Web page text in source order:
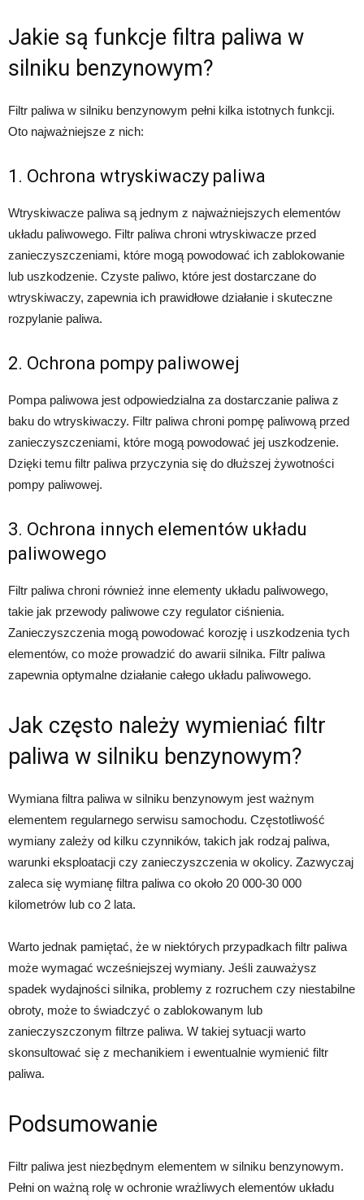
Jakie są funkcje filtra paliwa w
silniku benzynowym?
Filtr paliwa w silniku benzynowym pełni kilka istotnych funkcji.
Oto najważniejsze z nich:
1. Ochrona wtryskiwaczy paliwa
Wtryskiwacze paliwa są jednym z najważniejszych elementów
układu paliwowego. Filtr paliwa chroni wtryskiwacze przed
zanieczyszczeniami, które mogą powodować ich zablokowanie
lub uszkodzenie. Czyste paliwo, które jest dostarczane do
wtryskiwaczy, zapewnia ich prawidłowe działanie i skuteczne
rozpylanie paliwa.
2. Ochrona pompy paliwowej
Pompa paliwowa jest odpowiedzialna za dostarczanie paliwa z
baku do wtryskiwaczy. Filtr paliwa chroni pompę paliwową przed
zanieczyszczeniami, które mogą powodować jej uszkodzenie.
Dzięki temu filtr paliwa przyczynia się do dłuższej żywotności
pompy paliwowej.
3. Ochrona innych elementów układu
paliwowego
Filtr paliwa chroni również inne elementy układu paliwowego,
takie jak przewody paliwowe czy regulator ciśnienia.
Zanieczyszczenia mogą powodować korozję i uszkodzenia tych
elementów, co może prowadzić do awarii silnika. Filtr paliwa
zapewnia optymalne działanie całego układu paliwowego.
Jak często należy wymieniać filtr
paliwa w silniku benzynowym?
Wymiana filtra paliwa w silniku benzynowym jest ważnym
elementem regularnego serwisu samochodu. Częstotliwość
wymiany zależy od kilku czynników, takich jak rodzaj paliwa,
warunki eksploatacji czy zanieczyszczenia w okolicy. Zazwyczaj
zaleca się wymianę filtra paliwa co około 20 000-30 000
kilometrów lub co 2 lata.
Warto jednak pamiętać, że w niektórych przypadkach filtr paliwa
może wymagać wcześniejszej wymiany. Jeśli zauważysz
spadek wydajności silnika, problemy z rozruchem czy niestabilne
obroty, może to świadczyć o zablokowanym lub
zanieczyszczonym filtrze paliwa. W takiej sytuacji warto
skonsultować się z mechanikiem i ewentualnie wymienić filtr
paliwa.
Podsumowanie
Filtr paliwa jest niezbędnym elementem w silniku benzynowym.
Pełni on ważną rolę w ochronie wrażliwych elementów układu